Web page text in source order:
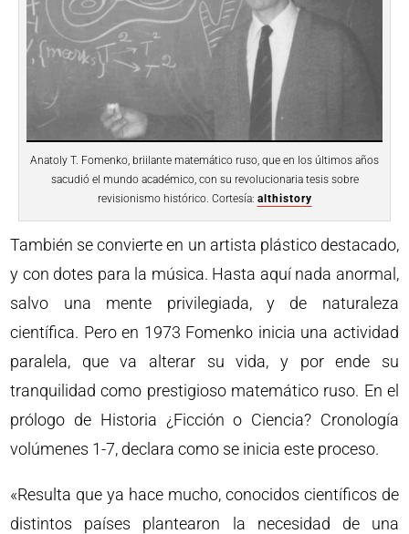
Anatoly T. Fomenko, briilante matemático ruso, que en los últimos años
sacudió el mundo académico, con su revolucionaria tesis sobre
revisionismo histórico. Cortesía: althistory
También se convierte en un artista plástico destacado,
y con dotes para la música. Hasta aquí nada anormal,
salvo una mente privilegiada, y de naturaleza
científica. Pero en 1973 Fomenko inicia una actividad
paralela, que va alterar su vida, y por ende su
tranquilidad como prestigioso matemático ruso. En el
prólogo de Historia ¿Ficción o Ciencia? Cronología
volúmenes 1-7, declara como se inicia este proceso.
«Resulta que ya hace mucho, conocidos científicos de
distintos países plantearon la necesidad de una